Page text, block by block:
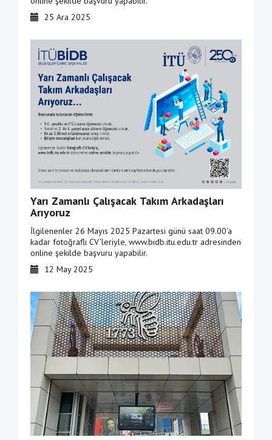
25 Ara 2025
Yarı Zamanlı Çalışacak Takım Arkadaşları
Arıyoruz
İlgilenenler 26 Mayıs 2025 Pazartesi günü saat 09.00'a
kadar fotoğraflı CV’leriyle, www.bidb.itu.edu.tr adresinden
online şekilde başvuru yapabilir.
12 May 2025